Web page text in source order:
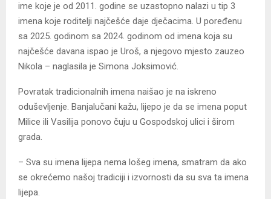
ime koje je od 2011. godine se uzastopno nalazi u tip 3
imena koje roditelji najčešće daje dječacima. U poređenu
sa 2025. godinom sa 2024. godinom od imena koja su
najčešće davana ispao je Uroš, a njegovo mjesto zauzeo
Nikola – naglasila je Simona Јoksimović.
Povratak tradicionalnih imena naišao je na iskreno
oduševljenje. Banjalučani kažu, lijepo je da se imena poput
Milice ili Vasilija ponovo čuju u Gospodskoj ulici i širom
grada.
– Sva su imena lijepa nema lošeg imena, smatram da ako
se okrećemo našoj tradiciji i izvornosti da su sva ta imena
lijepa.